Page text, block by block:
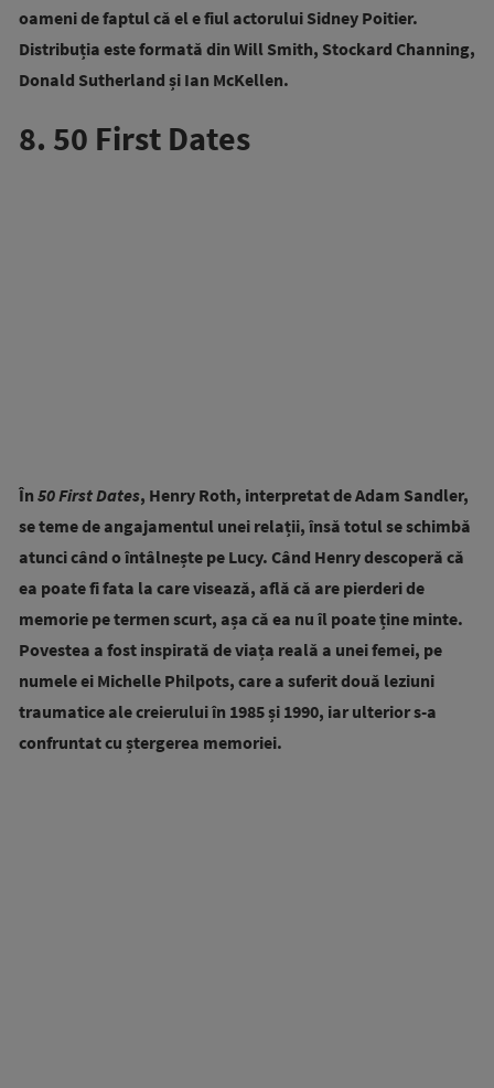
oameni de faptul că el e fiul actorului Sidney Poitier.
Distribuția este formată din Will Smith, Stockard Channing,
Donald Sutherland și Ian McKellen.
8. 50 First Dates
În 50 First Dates, Henry Roth, interpretat de Adam Sandler,
se teme de angajamentul unei relații, însă totul se schimbă
atunci când o întâlnește pe Lucy. Când Henry descoperă că
ea poate fi fata la care visează, află că are pierderi de
memorie pe termen scurt, așa că ea nu îl poate ține minte.
Povestea a fost inspirată de viața reală a unei femei, pe
numele ei Michelle Philpots, care a suferit două leziuni
traumatice ale creierului în 1985 și 1990, iar ulterior s-a
confruntat cu ștergerea memoriei.